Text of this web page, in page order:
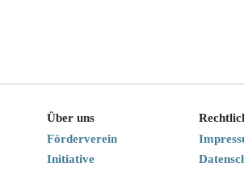
Über uns
Förderverein
Initiative